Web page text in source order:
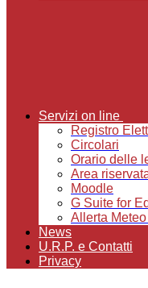
Servizi on line
Registro
Circolari
Orario delle
Area
Moodle
G Suite for
Allerta
News
U.R.P. e Contatti
Privacy